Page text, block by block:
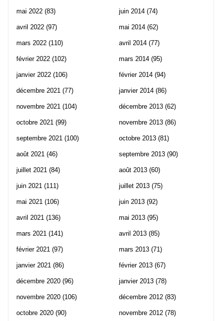
mai 2022 (83)
avril 2022 (97)
mars 2022 (110)
février 2022 (102)
janvier 2022 (106)
décembre 2021 (77)
novembre 2021 (104)
octobre 2021 (99)
septembre 2021 (100)
août 2021 (46)
juillet 2021 (84)
juin 2021 (111)
mai 2021 (106)
avril 2021 (136)
mars 2021 (141)
février 2021 (97)
janvier 2021 (86)
décembre 2020 (96)
novembre 2020 (106)
octobre 2020 (90)
juin 2014 (74)
mai 2014 (62)
avril 2014 (77)
mars 2014 (95)
février 2014 (94)
janvier 2014 (86)
décembre 2013 (62)
novembre 2013 (86)
octobre 2013 (81)
septembre 2013 (90)
août 2013 (60)
juillet 2013 (75)
juin 2013 (92)
mai 2013 (95)
avril 2013 (85)
mars 2013 (71)
février 2013 (67)
janvier 2013 (78)
décembre 2012 (83)
novembre 2012 (78)